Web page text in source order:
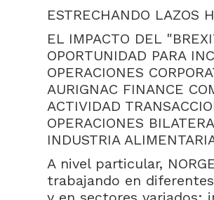
ESTRECHANDO LAZOS
EL IMPACTO DEL
OPORTUNIDAD PARA
OPERACIONES
AURIGNAC FINANCE
ACTIVIDAD
OPERACIONES
INDUSTRIA
A nivel particular,
trabajando en